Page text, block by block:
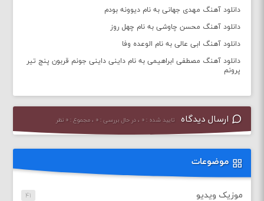
دانلود آهنگ مهدی جهانی به نام دیوونه بودم
دانلود آهنگ محسن چاوشی به نام چهل روز
دانلود آهنگ ابی عالی به نام الوعده وفا
دانلود آهنگ مصطفی ابراهیمی به نام داینی داینی جونم قربون پنج تیر
پرونم
ارسال دیدگاه تایید شده : ۰ ، در حال بررسی : ۰ ، مجموع : ۰ نظر
موضوعات
موزیک ویدیو ۴۱